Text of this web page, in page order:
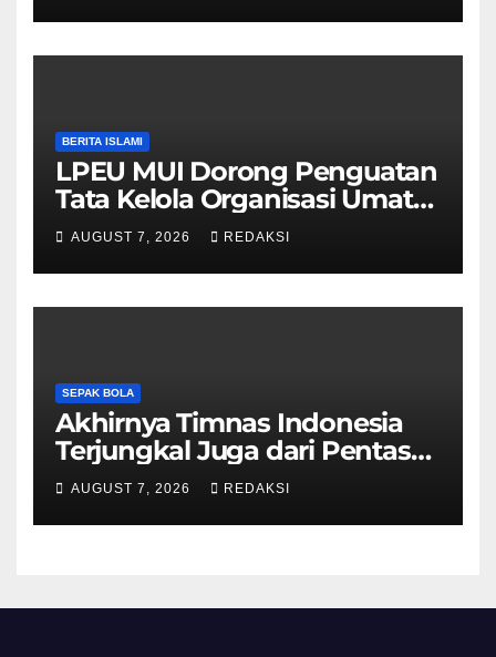
BERITA ISLAMI
LPEU MUI Dorong Penguatan
Tata Kelola Organisasi Umat
Lebih Profesional
AUGUST 7, 2026 REDAKSI
SEPAK BOLA
Akhirnya Timnas Indonesia
Terjungkal Juga dari Pentas
Piala AFF 2026
AUGUST 7, 2026 REDAKSI